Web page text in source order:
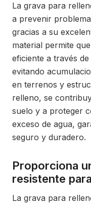
La grava para
a prevenir
gracias a su
material permite
eficiente a través
evitando
en terrenos y
relleno, se
suelo y a proteger
exceso de agua,
seguro y duradero.
Proporciona
resistente
La grava para